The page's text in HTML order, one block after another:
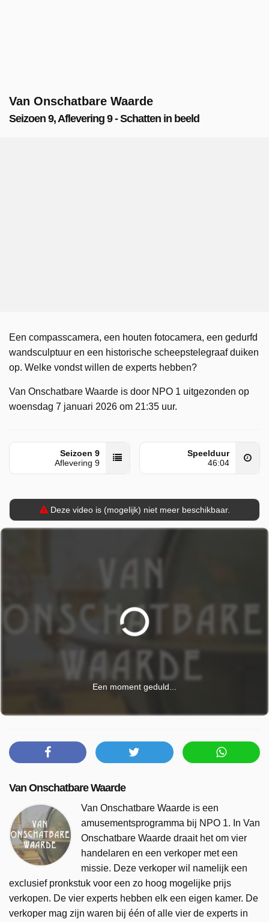
Van Onschatbare Waarde
Seizoen 9, Aflevering 9 - Schatten in beeld
Een compasscamera, een houten fotocamera, een gedurfd
wandsculptuur en een historische scheepstelegraaf duiken
op. Welke vondst willen de experts hebben?
Van Onschatbare Waarde is door NPO 1 uitgezonden op
woensdag 7 januari 2026 om 21:35 uur.
Seizoen 9
Aflevering 9
Speelduur
46:04
Deze video is (mogelijk) niet meer beschikbaar.
Een moment geduld...
Van Onschatbare Waarde
Van Onschatbare Waarde is een
amusementsprogramma bij NPO 1. In Van
Onschatbare Waarde draait het om vier
handelaren en een verkoper met een
missie. Deze verkoper wil namelijk een
exclusief pronkstuk voor een zo hoog mogelijke prijs
verkopen. De vier experts hebben elk een eigen kamer. De
verkoper mag zijn waren bij één of alle vier de experts in